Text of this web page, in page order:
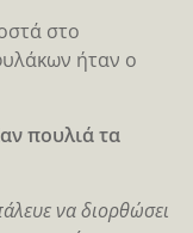
στο
ήταν ο
πουλιά τα
να διορθώσει